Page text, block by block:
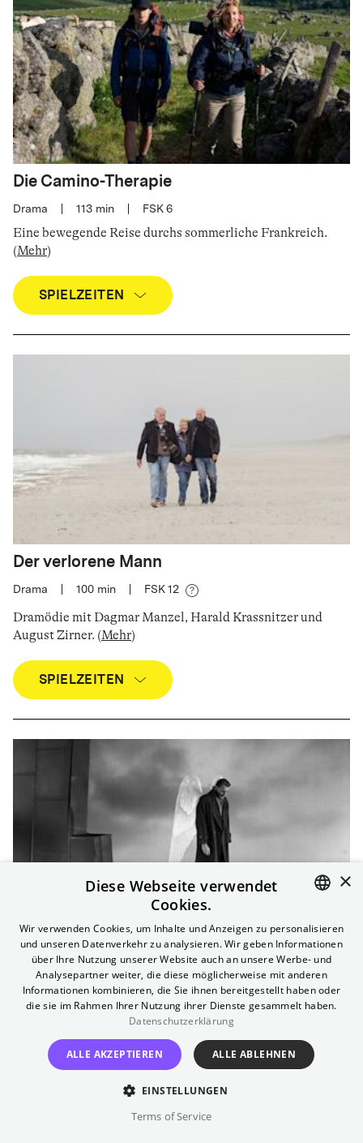
Die Camino-Therapie
Drama 113 min FSK 6
Eine bewegende Reise durchs sommerliche Frankreich.
(Mehr)
SPIELZEITEN
Der verlorene Mann
Drama 100 min FSK 12
Dramödie mit Dagmar Manzel, Harald Krassnitzer und
August Zirner. (Mehr)
SPIELZEITEN
Der Himmel über Berlin
Klassiker | 128min FSK 6
Der Klassiker von Wim Wenders. (Mehr )
SPIELZEITEN
FILTER...
ENGLISH
×
Diese Webseite verwendet
Cookies.
Wir verwenden Cookies, um Inhalte und Anzeigen zu personalisieren
und unseren Datenverkehr zu analysieren. Wir geben Informationen
über Ihre Nutzung unserer Website auch an unsere Werbe- und
Analysepartner weiter, die diese möglicherweise mit anderen
Informationen kombinieren, die Sie ihnen bereitgestellt haben oder
die sie im Rahmen Ihrer Nutzung ihrer Dienste gesammelt haben.
Datenschutzerklärung
ALLE AKZEPTIEREN ALLE ABLEHNEN
EINSTELLUNGEN
Terms of Service